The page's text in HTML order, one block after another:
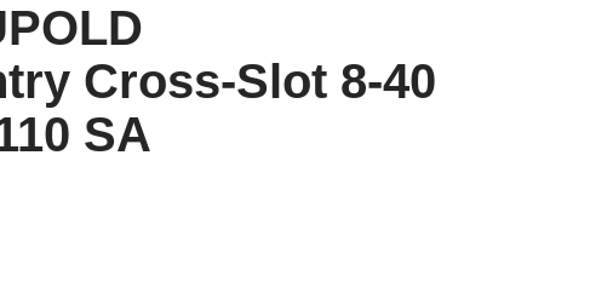
Cross-Slot 8-40
SA